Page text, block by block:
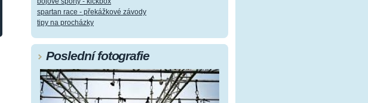
spartan race - překážkové závody
tipy na procházky
Poslední fotografie